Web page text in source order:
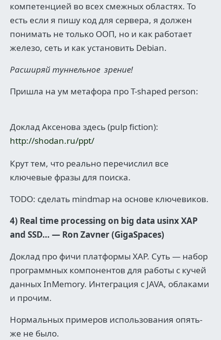
компетенцией во всех смежных областях. То
есть если я пишу код для сервера, я должен
понимать не только ООП, но и как работает
железо, сеть и как установить Debian.
Расширяй туннельное зрение!
Пришла на ум метафора про T-shaped person:
Доклад Аксенова здесь (pulp fiction):
http://shodan.ru/ppt/
Крут тем, что реально перечислил все
ключевые фразы для поиска.
TODO: сделать mindmap на основе ключевиков.
4) Real time processing on big data usinx XAP
and SSD… — Ron Zavner (GigaSpaces)
Доклад про фичи платформы XAP. Суть — набор
программных компонентов для работы с кучей
данных InMemory. Интеграция с JAVA, облаками
и прочим.
Нормальных примеров использования опять-
же не было.